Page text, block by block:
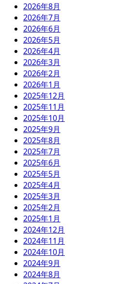
2026年8月
2026年7月
2026年6月
2026年5月
2026年4月
2026年3月
2026年2月
2026年1月
2025年12月
2025年11月
2025年10月
2025年9月
2025年8月
2025年7月
2025年6月
2025年5月
2025年4月
2025年3月
2025年2月
2025年1月
2024年12月
2024年11月
2024年10月
2024年9月
2024年8月